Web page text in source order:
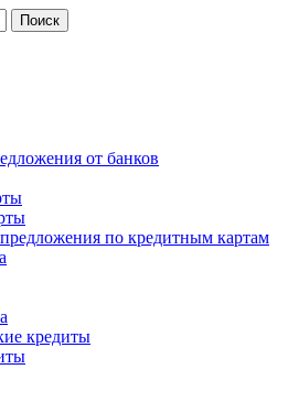
от банков
по кредитным картам
кредиты